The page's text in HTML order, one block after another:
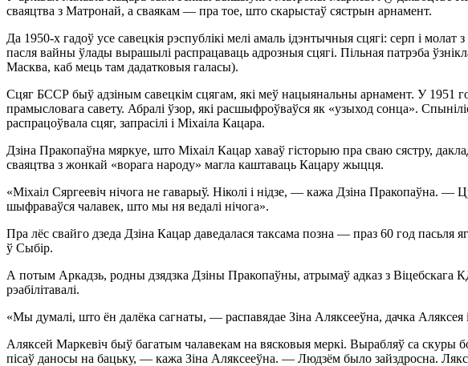
сваяцтва з Матронай, а сваякам — пра тое, што скарыстаў сястрын арнамент.
Да 1950-х гадоў усе савецкія рэспублікі мелі амаль ідэнтычныя сцягі: серп і
пасля вайны ўлады вырашылі распрацаваць адрозныя сцягі. Пільная патрэба
Масква, каб мець там дадатковыя галасы).
Сцяг БССР быў адзіным савецкім сцягам, які меў нацыянальны арнамент. У 1951
прамысловага савету. Абралі ўзор, які расшыфроўваўся як «узыход сонца».
распрацоўвала сцяг, запрасілі і Міхаіла Кацара.
Дзіна Пракопаўна мяркуе, што Міхаіл Кацар хаваў гісторыю пра сваю сястру,
сваяцтва з жонкай «ворага народу» магла каштаваць Кацару жыцця.
«Міхаіл Сяргеевіч нічога не гаварыў. Ніколі і нідзе, — кажа Дзіна Пракопаўна.
шыфраваўся чалавек, што мы ня ведалі нічога».
Пра лёс свайго дзеда Дзіна Кацар даведалася таксама позна — праз 60 год
ў Сыбір.
А потым Аркадзь, родны дзядзка Дзіны Пракопаўны, атрымаў адказ з Віцебскага
рэабілітавалі.
«Мы думалі, што ён далёка сагнаты, — распавядае Зіна Аляксееўна, дачка
Аляксей Маркевіч быў багатым чалавекам на вясковыя меркі. Вырабляў са скуры
пісаў даносы на бацьку, — кажа Зіна Аляксееўна. — Людзём было зайздросна.